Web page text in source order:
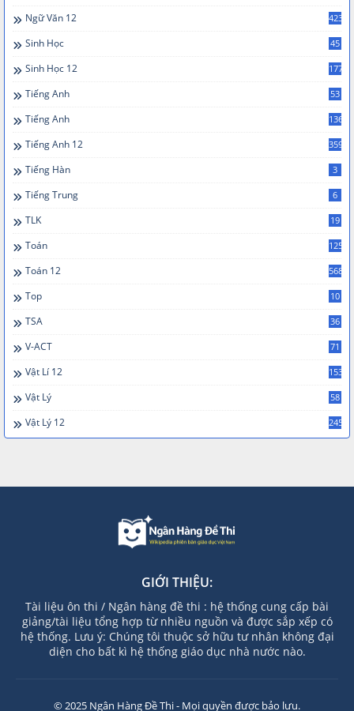
Ngữ Văn 12 423
Sinh Học 45
Sinh Học 12 177
Tiếng Anh 53
Tiếng Anh 136
Tiếng Anh 12 359
Tiếng Hàn 3
Tiếng Trung 6
TLK 19
Toán 125
Toán 12 568
Top 10
TSA 36
V-ACT 71
Vật Lí 12 153
Vật Lý 58
Vật Lý 12 245
GIỚI THIỆU:
Tài liệu ôn thi / Ngân hàng đề thi : hệ thống cung cấp bài
giảng/tài liệu tổng hợp từ nhiều nguồn và được sắp xếp có
hệ thống. Lưu ý: Chúng tôi thuộc sở hữu tư nhân không đại
diện cho bất kì hệ thống giáo dục nhà nước nào.
© 2025 Ngân Hàng Đề Thi - Mọi quyền được bảo lưu.